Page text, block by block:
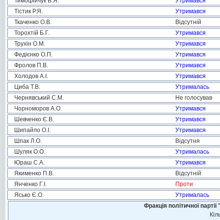
Тістик Р.Я.
Утримався
Ткаченко О.В.
Відсутній
Торохтій Б.Г.
Утримався
Трухін О.М.
Утримався
Федієнко О.П.
Утримався
Фролов П.В.
Утримався
Холодов А.І.
Утримався
Циба Т.В.
Утрималась
Чернявський С.М.
Не голосував
Чорноморов А.О.
Утримався
Шевченко Є.В.
Утримався
Шипайло О.І.
Утримався
Шпак Л.О.
Відсутня
Шуляк О.О.
Утрималась
Юраш С.А.
Утримався
Якименко П.В.
Відсутній
Янченко Г.І.
Проти
Ясько Є.О.
Утрималась
Фракція політичної